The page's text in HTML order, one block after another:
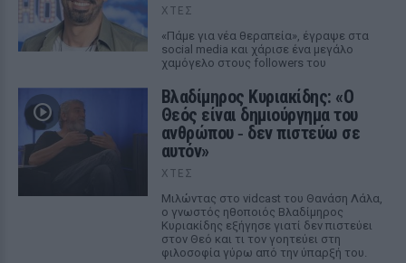
ΧΤΕΣ
«Πάμε για νέα θεραπεία», έγραψε στα
social media και χάρισε ένα μεγάλο
χαμόγελο στους followers του
Βλαδίμηρος Κυριακίδης: «Ο
Θεός είναι δημιούργημα του
ανθρώπου ‑ δεν πιστεύω σε
αυτόν»
ΧΤΕΣ
Μιλώντας στο vidcast του Θανάση Λάλα,
ο γνωστός ηθοποιός Βλαδίμηρος
Κυριακίδης εξήγησε γιατί δεν πιστεύει
στον Θεό και τι τον γοητεύει στη
φιλοσοφία γύρω από την ύπαρξή του.